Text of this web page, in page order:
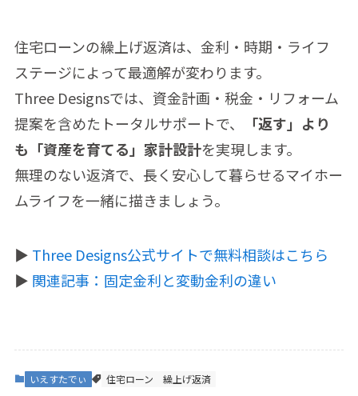
住宅ローンの繰上げ返済は、金利・時期・ライフ
ステージによって最適解が変わります。
Three Designsでは、資金計画・税金・リフォーム
提案を含めたトータルサポートで、
「返す」より
も「資産を育てる」家計設計を実現します。
無理のない返済で、長く安心して暮らせるマイホー
ムライフを一緒に描きましょう。
▶️ Three Designs公式サイトで無料相談はこちら
▶️ 関連記事：固定金利と変動金利の違い
いえすたでぃ 住宅ローン 繰上げ返済